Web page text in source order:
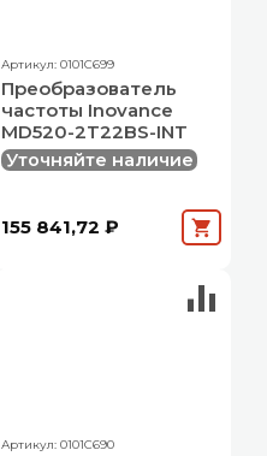
Артикул: 0101C699
Преобразователь
частоты Inovance
MD520-2T22BS-INT
Уточняйте наличие
155 841,72 ₽
Артикул: 0101C690